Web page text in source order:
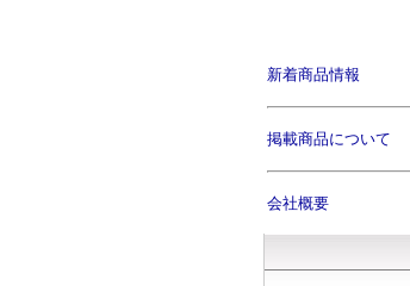
新着商品情報
掲載商品について
会社概要